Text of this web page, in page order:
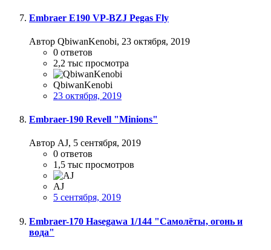
Embraer E190 VP-BZJ Pegas Fly
Автор QbiwanKenobi, 23 октября, 2019
0 ответов
2,2 тыс просмотра
QbiwanKenobi
23 октября, 2019
Embraer-190 Revell "Minions"
Автор AJ, 5 сентября, 2019
0 ответов
1,5 тыс просмотров
AJ
5 сентября, 2019
Embraer-170 Hasegawa 1/144 "Самолёты, огонь и
вода"